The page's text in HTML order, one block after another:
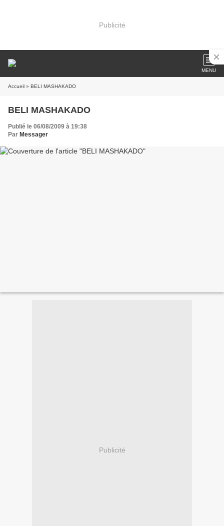
Publicité
MENU
Accueil » BELI MASHAKADO
BELI MASHAKADO
Publié le 06/08/2009 à 19:38
Par Messager
Publicité